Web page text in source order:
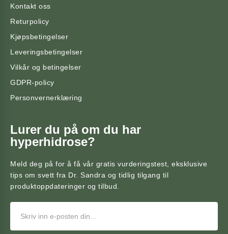
Kontakt oss
Returpolicy
Kjøpsbetingelser
Leveringsbetingelser
Vilkår og betingelser
GDPR-policy
Personvernerklæring
Lurer du på om du har
hyperhidrose?
Meld deg på for å få vår gratis vurderingstest, eksklusive
tips om svett fra Dr. Sandra og tidlig tilgang til
produktoppdateringer og tilbud.